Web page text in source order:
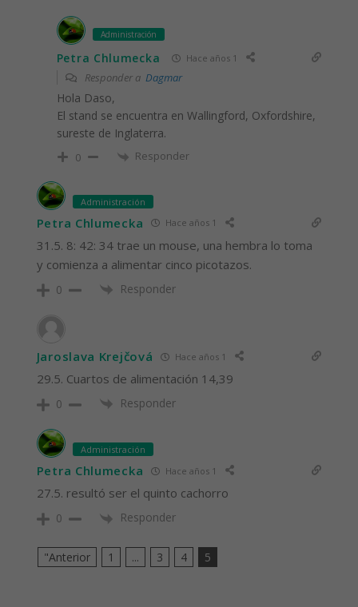
Administración
Petra Chlumecka Hace años 1
Responder a Dagmar
Hola Daso,
El stand se encuentra en Wallingford, Oxfordshire,
sureste de Inglaterra.
0 Responder
Administración
Petra Chlumecka Hace años 1
31.5. 8: 42: 34 trae un mouse, una hembra lo toma
y comienza a alimentar cinco picotazos.
0 Responder
Jaroslava Krejčová Hace años 1
29.5. Cuartos de alimentación 14,39
0 Responder
Administración
Petra Chlumecka Hace años 1
27.5. resultó ser el quinto cachorro
0 Responder
"Anterior 1 ... 3 4 5